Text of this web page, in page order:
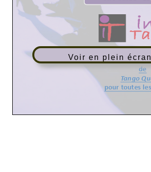
Voir en plein écran